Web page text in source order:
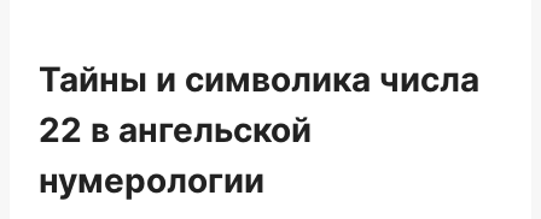
Тайны и символика числа
22 в ангельской
нумерологии